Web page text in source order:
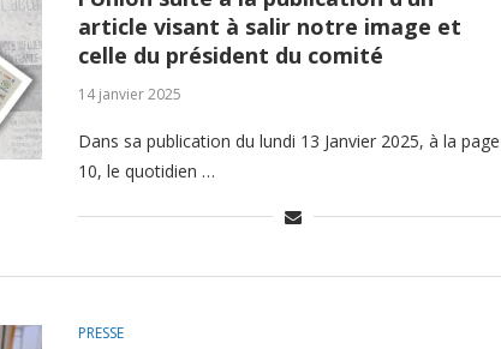
article visant à salir notre image et
celle du président du comité
14 janvier 2025
Dans sa publication du lundi 13 Janvier 2025, à la page
10, le quotidien …
PRESSE